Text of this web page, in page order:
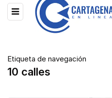
Etiqueta de navegación
10 calles